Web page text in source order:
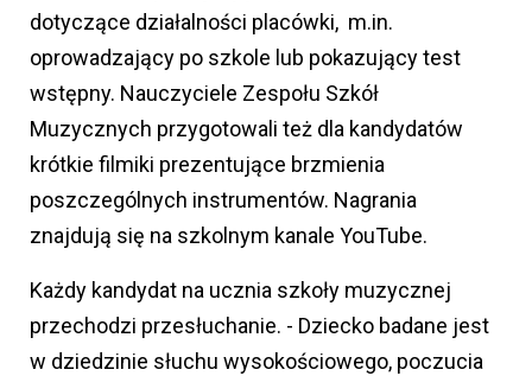
dotyczące działalności placówki, m.in.
oprowadzający po szkole lub pokazujący test
wstępny. Nauczyciele Zespołu Szkół
Muzycznych przygotowali też dla kandydatów
krótkie filmiki prezentujące brzmienia
poszczególnych instrumentów. Nagrania
znajdują się na szkolnym kanale YouTube.
Każdy kandydat na ucznia szkoły muzycznej
przechodzi przesłuchanie. - Dziecko badane jest
w dziedzinie słuchu wysokościowego, poczucia